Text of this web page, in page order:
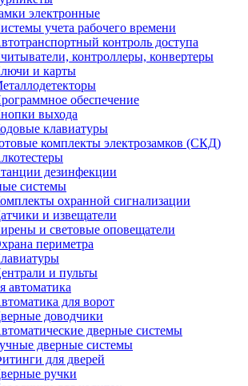
электронные
учета рабочего времени
контроль доступа
контроллеры, конвертеры
и карты
обеспечение
выхода
клавиатуры
комплекты электрозамков (СКД)
дезинфекции
системы
охранной сигнализации
и извещатели
и световые оповещатели
периметра
и пульты
автоматика
для ворот
доводчики
дверные системы
дверные системы
для дверей
ручки